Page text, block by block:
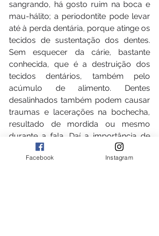
sangrando, há gosto ruim na boca e
mau-hálito; a periodontite pode levar
até à perda dentária, porque atinge os
tecidos de sustentação dos dentes.
Sem esquecer da cárie, bastante
conhecida, que é a destruição dos
tecidos dentários, também pelo
acúmulo de alimento. Dentes
desalinhados também podem causar
traumas e lacerações na bochecha,
resultado de mordida ou mesmo
durante a fala. Daí a importância de
alinhar os dentes”, assinala Andressa
Facebook Instagram